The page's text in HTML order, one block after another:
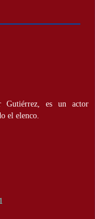
Gutiérrez, es un actor
el elenco.